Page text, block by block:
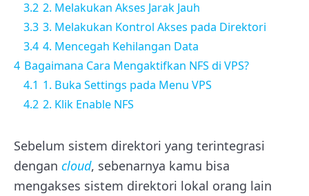
3.2 2. Melakukan Akses Jarak Jauh
3.3 3. Melakukan Kontrol Akses pada Direktori
3.4 4. Mencegah Kehilangan Data
4 Bagaimana Cara Mengaktifkan NFS di VPS?
4.1 1. Buka Settings pada Menu VPS
4.2 2. Klik Enable NFS
Sebelum sistem direktori yang terintegrasi
dengan cloud, sebenarnya kamu bisa
mengakses sistem direktori lokal orang lain